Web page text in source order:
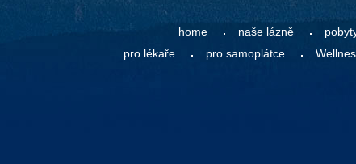
home naše lázně
pro lékaře
pro samoplátce